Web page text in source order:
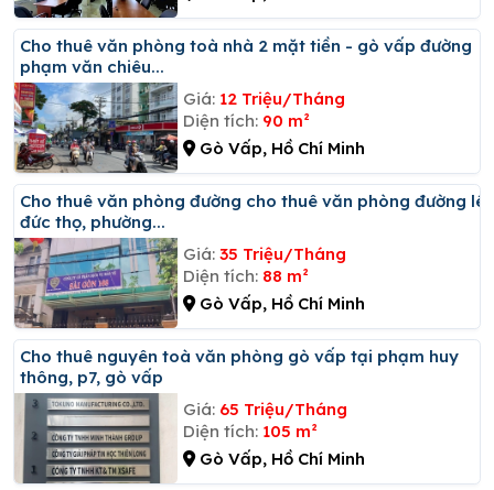
Cho thuê văn phòng toà nhà 2 mặt tiền - gò vấp đường
phạm văn chiêu...
Giá: 12 Triệu/Tháng
Diện tích: 90 m²
Gò Vấp, Hồ Chí Minh
Cho thuê văn phòng đường cho thuê văn phòng đường lê
đức thọ, phường...
Giá: 35 Triệu/Tháng
Diện tích: 88 m²
Gò Vấp, Hồ Chí Minh
Cho thuê nguyên toà văn phòng gò vấp tại phạm huy
thông, p7, gò vấp
Giá: 65 Triệu/Tháng
Diện tích: 105 m²
Gò Vấp, Hồ Chí Minh